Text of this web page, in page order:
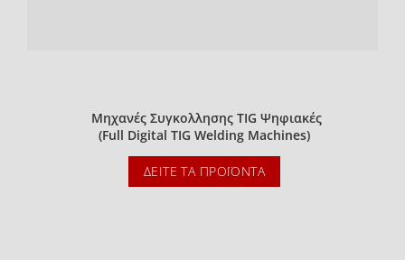
Μηχανές Συγκολλησης TIG Ψηφιακές
(Full Digital TIG Welding Machines)
ΔΕΊΤΕ ΤΑ ΠΡΟΪΌΝΤΑ